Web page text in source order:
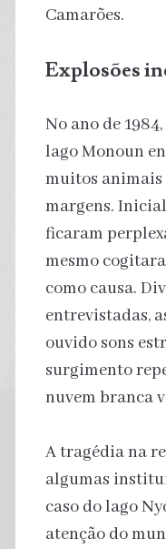
Camarões.
Explosões
No ano de
lago Monoun
muitos animais
margens.
ficaram
mesmo
como causa.
entrevistadas,
ouvido sons
surgimento
nuvem branca
A tragédia na
algumas
caso do lago
atenção do